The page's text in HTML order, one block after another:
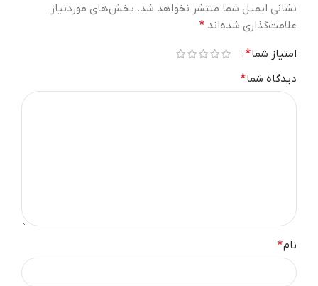
نشانی ایمیل شما منتشر نخواهد شد. بخش‌های موردنیاز
علامت‌گذاری شده‌اند *
امتیاز شما*
دیدگاه شما*
نام*